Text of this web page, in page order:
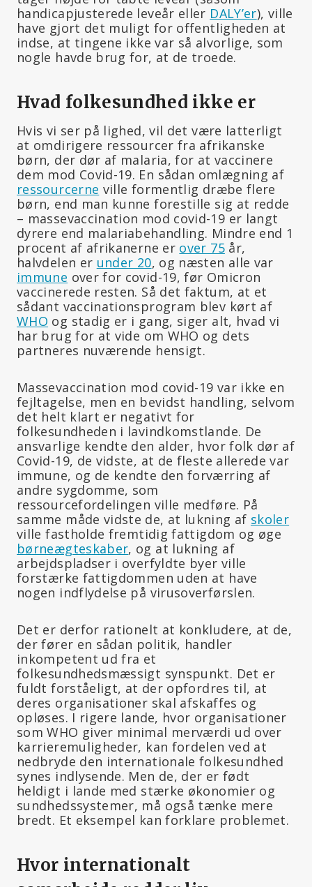
handicapjusterede leveår eller DALY’er), ville
have gjort det muligt for offentligheden at
indse, at tingene ikke var så alvorlige, som
nogle havde brug for, at de troede.
Hvad folkesundhed ikke er
Hvis vi ser på lighed, vil det være latterligt
at omdirigere ressourcer fra afrikanske
børn, der dør af malaria, for at vaccinere
dem mod Covid-19. En sådan omlægning af
ressourcerne ville formentlig dræbe flere
børn, end man kunne forestille sig at redde
– massevaccination mod covid-19 er langt
dyrere end malariabehandling. Mindre end 1
procent af afrikanerne er over 75år,
halvdelen er under 20, og næsten alle var
immune over for covid-19, før Omicron
vaccinerede resten. Så det faktum, at et
sådant vaccinationsprogram blev kørt af
WHO og stadig er i gang, siger alt, hvad vi
har brug for at vide om WHO og dets
partneres nuværende hensigt.
Massevaccination mod covid-19 var ikke en
fejltagelse, men en bevidst handling, selvom
det helt klart er negativt for
folkesundheden i lavindkomstlande. De
ansvarlige kendte den alder, hvor folk dør af
Covid-19, de vidste, at de fleste allerede var
immune, og de kendte den forværring af
andre sygdomme, som
ressourcefordelingen ville medføre. På
samme måde vidste de, at lukning af skoler
ville fastholde fremtidig fattigdom og øge
børneægteskaber, og at lukning af
arbejdspladser i overfyldte byer ville
forstærke fattigdommen uden at have
nogen indflydelse på virusoverførslen.
Det er derfor rationelt at konkludere, at de,
der fører en sådan politik, handler
inkompetent ud fra et
folkesundhedsmæssigt synspunkt. Det er
fuldt forståeligt, at der opfordres til, at
deres organisationer skal afskaffes og
opløses. I rigere lande, hvor organisationer
som WHO giver minimal merværdi ud over
karrieremuligheder, kan fordelen ved at
nedbryde den internationale folkesundhed
synes indlysende. Men de, der er født
heldigt i lande med stærke økonomier og
sundhedssystemer, må også tænke mere
bredt. Et eksempel kan forklare problemet.
Hvor internationalt